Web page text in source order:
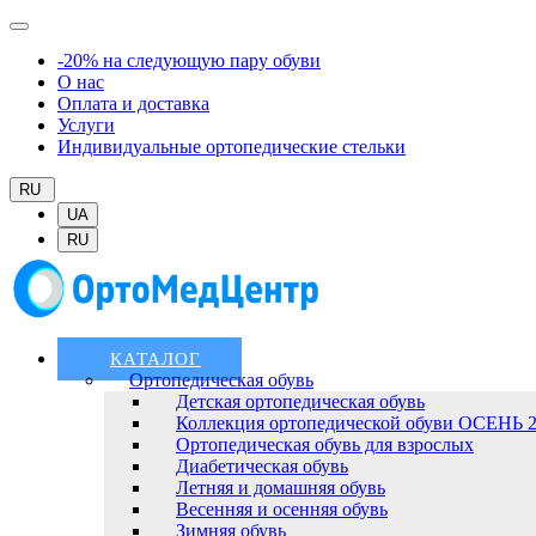
-20% на следующую пару обуви
О нас
Оплата и доставка
Услуги
Индивидуальные ортопедические стельки
RU
UA
RU
КАТАЛОГ
Ортопедическая обувь
Детская ортопедическая обувь
Коллекция ортопедической обуви ОСЕНЬ
Ортопедическая обувь для взрослых
Диабетическая обувь
Летняя и домашняя обувь
Весенняя и осенняя обувь
Зимняя обувь